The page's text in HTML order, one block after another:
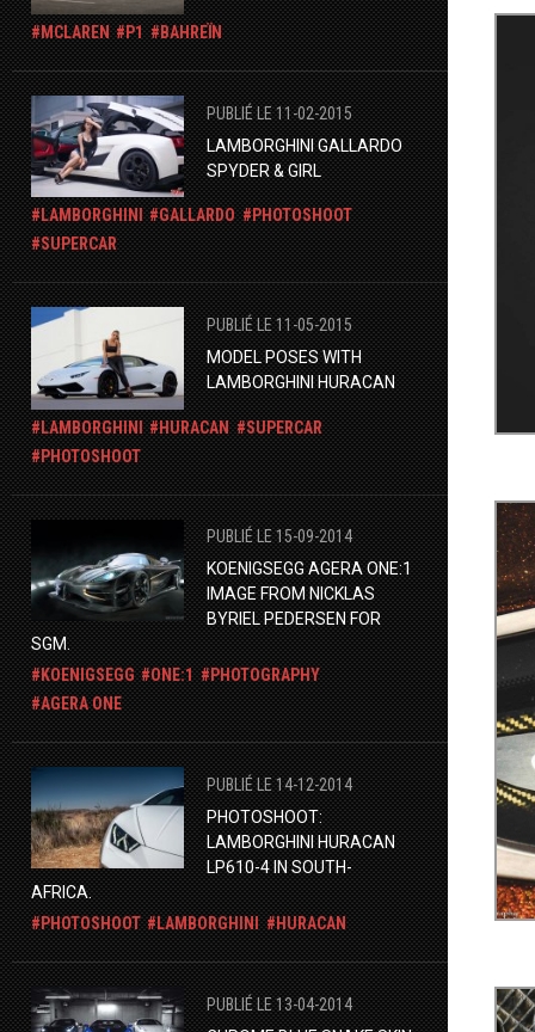
MCLAREN P1 BAHREÏN
PUBLIÉ LE 11-02-2015
LAMBORGHINI GALLARDO
SPYDER & GIRL
LAMBORGHINI GALLARDO
PHOTOSHOOT
SUPERCAR
PUBLIÉ LE 11-05-2015
MODEL POSES WITH
LAMBORGHINI HURACAN
LAMBORGHINI HURACAN
SUPERCAR
PHOTOSHOOT
PUBLIÉ LE 15-09-2014
KOENIGSEGG AGERA ONE:1
IMAGE FROM NICKLAS
BYRIEL PEDERSEN FOR
SGM.
KOENIGSEGG
ONE:1
PHOTOGRAPHY
AGERA ONE
PUBLIÉ LE 14-12-2014
PHOTOSHOOT:
LAMBORGHINI HURACAN
LP610-4 IN SOUTH-
AFRICA.
PHOTOSHOOT
LAMBORGHINI HURACAN
PUBLIÉ LE 13-04-2014